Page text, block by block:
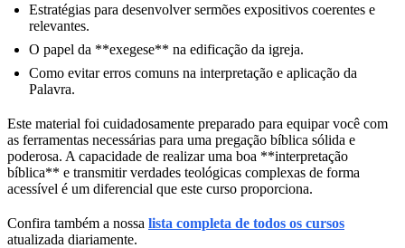
Estratégias para desenvolver sermões expositivos coerentes e
relevantes.
O papel da **exegese** na edificação da igreja.
Como evitar erros comuns na interpretação e aplicação da
Palavra.
Este material foi cuidadosamente preparado para equipar você com
as ferramentas necessárias para uma pregação bíblica sólida e
poderosa. A capacidade de realizar uma boa **interpretação
bíblica** e transmitir verdades teológicas complexas de forma
acessível é um diferencial que este curso proporciona.
Confira também a nossa lista completa de todos os cursos
atualizada diariamente.